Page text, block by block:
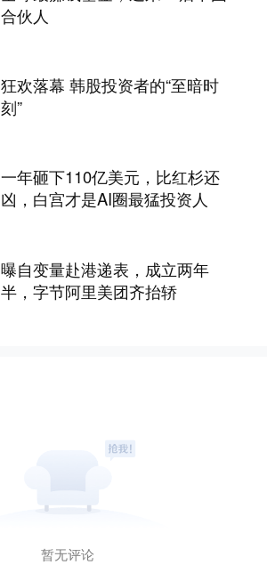
合伙人
狂欢落幕 韩股投资者的“至暗时
刻”
一年砸下110亿美元，比红杉还
凶，白宫才是AI圈最猛投资人
曝自变量赴港递表，成立两年
半，字节阿里美团齐抬轿
暂无评论